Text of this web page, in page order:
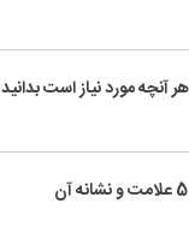
مورد نیاز است بدانید